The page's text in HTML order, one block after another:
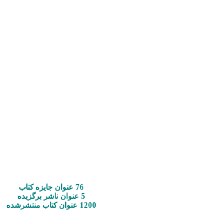
76 عنوان جایزه کتاب
5 عنوان ناشر برگزیده
1200 عنوان کتاب منتشرشده